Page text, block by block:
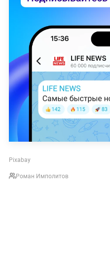
Pixabay
Роман Имполитов